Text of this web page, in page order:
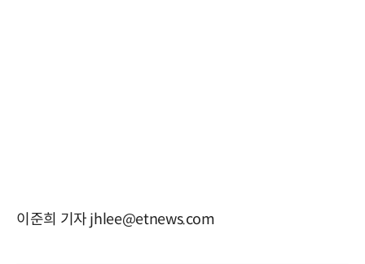
이준희 기자 jhlee@etnews.com